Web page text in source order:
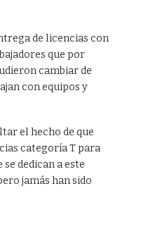
de licencias con
que por
cambiar de
con equipos y
el hecho de que
categoría T para
dedican a este
jamás han sido